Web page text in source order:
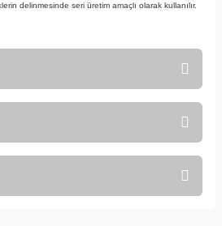
delinmesinde seri üretim amaçlı olarak kullanılır.